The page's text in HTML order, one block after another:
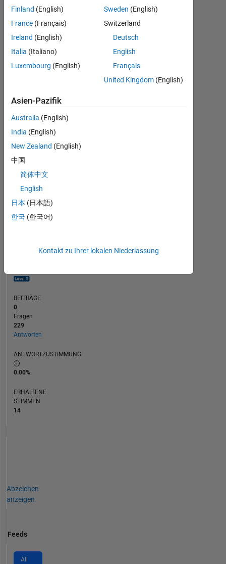
Statistik
BEITRÄGE 10
-10
-5
5
10
15
20
25
30
35
40
45
70 60
-20
RANG
919
BEITRÄGE
0
Fragen
229
Antworten
ANTWORTZUSTIMMUNG
0.00%
ERHALTENE
STIMMEN
14
Abzeichen
anzeigen
Feeds
All
Finland (English)
France (Français)
Ireland (English)
Italia (Italiano)
Luxembourg (English)
Sweden (English)
Switzerland
Deutsch
English
Français
United Kingdom (English)
Asien-Pazifik
Australia (English)
India (English)
New Zealand (English)
中国
简体中文
English
日本 (日本語)
한국 (한국어)
Kontakt zu Ihrer lokalen Niederlassung